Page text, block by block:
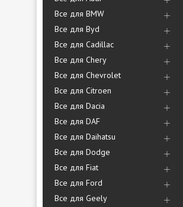
Все для BMW
Все для Byd
Все для Cadillac
Все для Chery
Все для Chevrolet
Все для Citroen
Все для Dacia
Все для DAF
Все для Daihatsu
Все для Dodge
Все для Fiat
Все для Ford
Все для Geely